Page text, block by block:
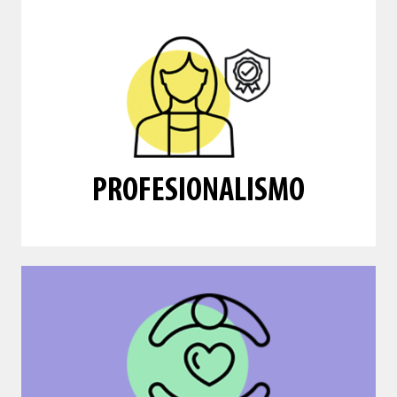
PROFESIONALISMO
PROFESIONALISMO
Planeamos con estrategia, nos
evaluamos, somos congruentes y
transparentes en nuestro actuar.
para que la mujer no se sienta sola en
esta etapa.